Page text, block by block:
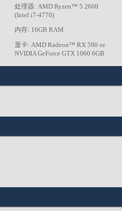
处理器: AMD Ryzen™ 5 2600
(Intel i7-4770)
内存: 16GB RAM
显卡: AMD Radeon™ RX 590 or
NVIDIA GeForce GTX 1060 6GB